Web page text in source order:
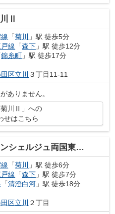
Ⅱ
「菊川
」駅 徒歩5分
線 「森下 」駅 徒歩12分
錦糸町 」駅 徒歩17分
区立川 ３丁目11-11
ありません。
菊川Ⅱ」への
せはこちら
ルジュ両国東アジールコート
「菊川
」駅 徒歩6分
線 「森下 」駅 徒歩7分
「清澄白河 」駅 徒歩18分
区立川 ２丁目